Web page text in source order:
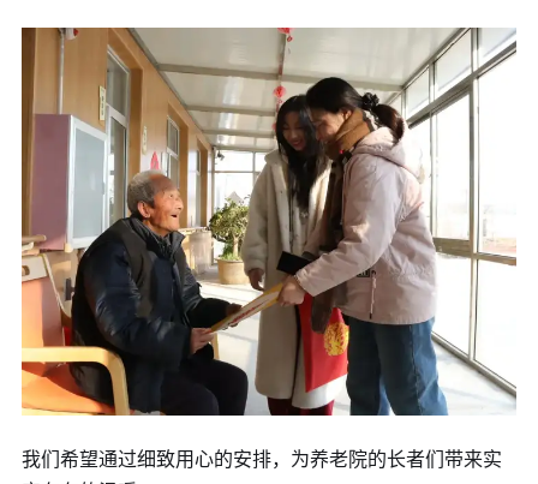
我们希望通过细致用心的安排，为养老院的长者们带来实